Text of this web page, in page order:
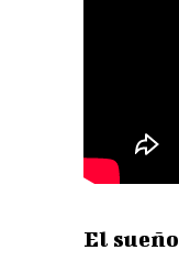
El